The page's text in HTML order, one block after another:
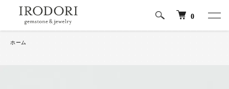
0
ホーム